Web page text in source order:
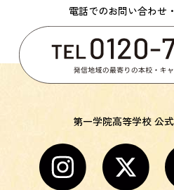
電話でのお問い合わせ
第一学院高等学校 公